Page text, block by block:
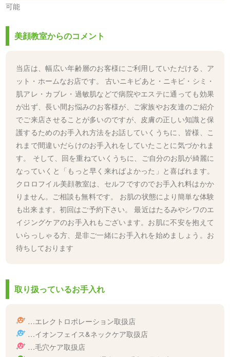
可能
美顔教室からのコメント
当店は、幅広い年齢層のお客様にご利用していただける、ア
ット・ホームなお店です。 古いニキビあと・ニキビ・シミ・
肌アレ・カブレ・過敏肌などで病院やエステに通っても効果
が出ず、長い間お悩みのお客様が、ご家族やお友達のご紹介
でご来店させることが多いのですが、皮膚の正しい知識と保
護するためのお手入れ方法をお話していくうちに、皆様、こ
れまで間違いだらけのお手入れをしていたことに気づかれま
す。 そして、回を重ねていくうちに、ご自分のお肌が綺麗に
なっていくと「もっと早く来ればよかった」と喜ばれます。
クロロフイル美顔教室は、セルフですのでお手入れ料はかか
りません。ご相談も無料です。 お肌の状態により簡単な体験
も出来ます。初回はご予約下さい。 最近はたるみやシワのエ
イジングケアのお手入れもございます。お肌に不安を抱えて
いらっしゃる方、是非ご一緒にお手入れを始めましょう。お
待ちしております
取り扱っているお手入れ
…エレクトロポレーション取扱店
…イオンフェイス&ネックケア取扱店
…毛穴ケア取扱店